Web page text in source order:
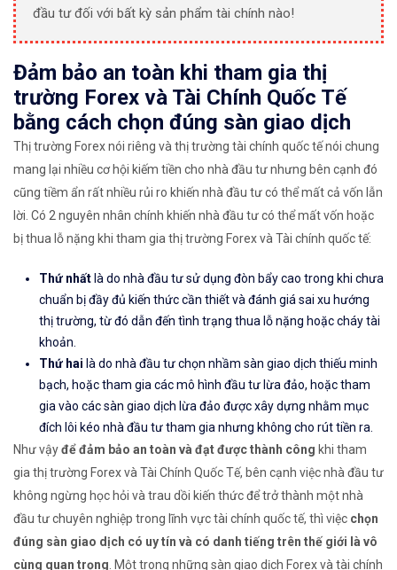
đầu tư đối với bất kỳ sản phẩm tài chính nào!
Đảm bảo an toàn khi tham gia thị
trường Forex và Tài Chính Quốc Tế
bằng cách chọn đúng sàn giao dịch
Thị trường Forex nói riêng và thị trường tài chính quốc tế nói chung
mang lại nhiều cơ hội kiếm tiền cho nhà đầu tư nhưng bên cạnh đó
cũng tiềm ẩn rất nhiều rủi ro khiến nhà đầu tư có thể mất cả vốn lẫn
lời. Có 2 nguyên nhân chính khiến nhà đầu tư có thể mất vốn hoặc
bị thua lỗ nặng khi tham gia thị trường Forex và Tài chính quốc tế:
Thứ nhất là do nhà đầu tư sử dụng đòn bẩy cao trong khi chưa
chuẩn bị đầy đủ kiến thức cần thiết và đánh giá sai xu hướng
thị trường, từ đó dẫn đến tình trạng thua lỗ nặng hoặc cháy tài
khoản.
Thứ hai là do nhà đầu tư chọn nhầm sàn giao dịch thiếu minh
bạch, hoặc tham gia các mô hình đầu tư lừa đảo, hoặc tham
gia vào các sàn giao dịch lừa đảo được xây dựng nhằm mục
đích lôi kéo nhà đầu tư tham gia nhưng không cho rút tiền ra.
Như vậyđể đảm bảo an toàn và đạt được thành công khi tham
gia thị trường Forex và Tài Chính Quốc Tế, bên cạnh việc nhà đầu tư
không ngừng học hỏi và trau dồi kiến thức để trở thành một nhà
đầu tư chuyên nghiệp trong lĩnh vực tài chính quốc tế, thì việc chọn
đúng sàn giao dịch có uy tín và có danh tiếng trên thế giới là vô
cùng quan trọng. Một trong những sàn giao dịch Forex và tài chính